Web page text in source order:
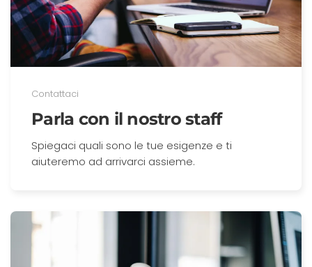
Contattaci
Parla con il nostro staff
Spiegaci quali sono le tue esigenze e ti
aiuteremo ad arrivarci assieme.